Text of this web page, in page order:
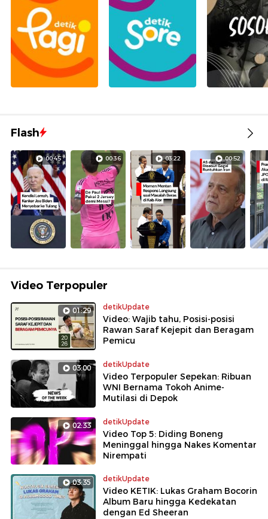
Flash
00:45 00:36 03:22 00:52
Video Terpopuler
01:29 detikUpdate
Video: Wajib tahu, Posisi-posisi
Rawan Saraf Kejepit dan Beragam
Pemicu
03:00 detikUpdate
Video Terpopuler Sepekan: Ribuan
WNI Bernama Tokoh Anime-
Mutilasi di Depok
02:33 detikUpdate
Video Top 5: Diding Boneng
Meninggal hingga Nakes Komentar
Nirempati
03:35 detikUpdate
Video KETIK: Lukas Graham Bocorin
Album Baru hingga Kedekatan
dengan Ed Sheeran